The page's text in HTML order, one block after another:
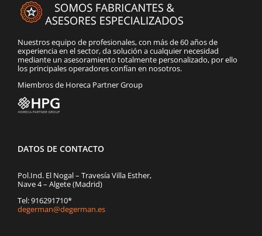
Nuestros equipo de profesionales, con más de 60 años de
experiencia en el sector, da solución a cualquier necesidad
mediante un asesoramiento totalmente personalizado, por ello
los principales operadores confían en nosotros.
Miembros de Horeca Partner Group
DATOS DE CONTACTO
Pol.Ind. El Nogal – Travesía Villa Esther,
Nave 4 – Algete (Madrid)
Tel: 916291710*
degerman@degerman.es